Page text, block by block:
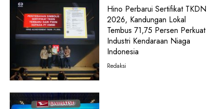
Hino Perbarui Sertifikat TKDN
2026, Kandungan Lokal
Tembus 71,75 Persen Perkuat
Industri Kendaraan Niaga
Indonesia
Redaksi